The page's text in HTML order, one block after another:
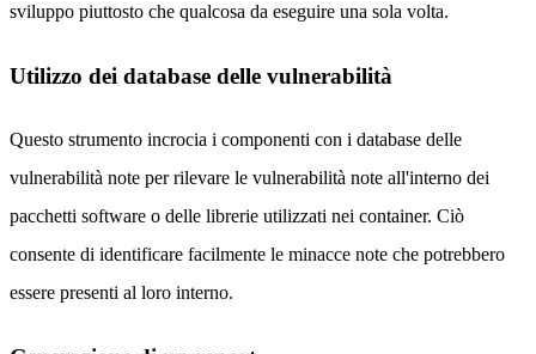
sviluppo piuttosto che qualcosa da eseguire una sola volta.
Utilizzo dei database delle vulnerabilità
Questo strumento incrocia i componenti con i database delle
vulnerabilità note per rilevare le vulnerabilità note all'interno dei
pacchetti software o delle librerie utilizzati nei container. Ciò
consente di identificare facilmente le minacce note che potrebbero
essere presenti al loro interno.